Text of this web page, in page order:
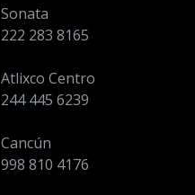
Sonata
222 283 8165
Atlixco Centro
244 445 6239
Cancún
998 810 4176